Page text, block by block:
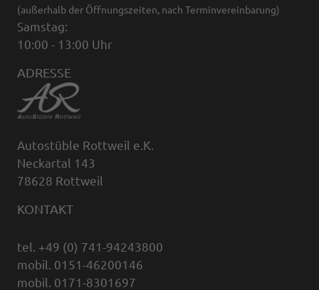
(außerhalb der Öffnungszeiten, nach Terminvereinbarung)
Samstag:
10:00 - 13:00 Uhr
ADRESSE
Autostüble Rottweil e.K.
Neckartal 143
78628 Rottweil
KONTAKT
tel. +49 (0) 741-94243800
mobil. 0151-46200146
mobil. 0171-8301697